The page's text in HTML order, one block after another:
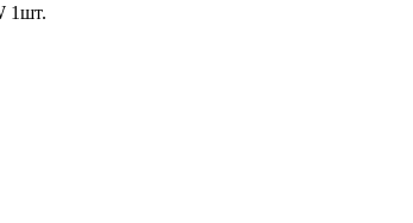
1шт.